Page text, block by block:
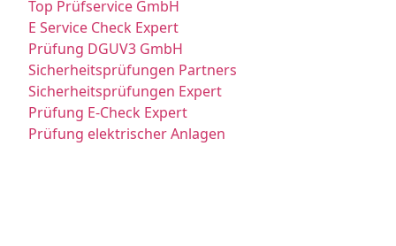
Top Prüfservice GmbH
E Service Check Expert
Prüfung DGUV3 GmbH
Sicherheitsprüfungen Partners
Sicherheitsprüfungen Expert
Prüfung E-Check Expert
Prüfung elektrischer Anlagen